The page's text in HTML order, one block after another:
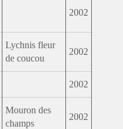
2002
Lychnis fleur
de coucou
2002
2002
Mouron des
champs
2002